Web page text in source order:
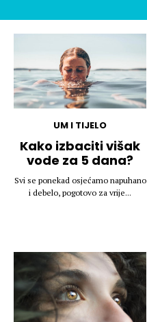
UM I TIJELO
Kako izbaciti višak
vode za 5 dana?
Svi se ponekad osjećamo napuhano
i debelo, pogotovo za vrije...